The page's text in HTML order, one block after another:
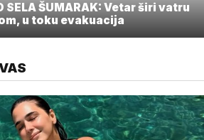
SELA ŠUMARAK: Vetar širi vatru
u toku evakuacija